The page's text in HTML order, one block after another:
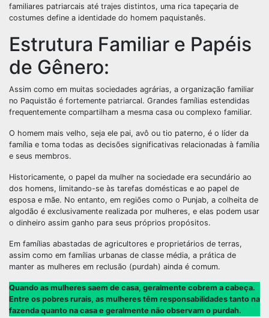
familiares patriarcais até trajes distintos, uma rica tapeçaria de
costumes define a identidade do homem paquistanês.
Estrutura Familiar e Papéis
de Gênero:
Assim como em muitas sociedades agrárias, a organização familiar
no Paquistão é fortemente patriarcal. Grandes famílias estendidas
frequentemente compartilham a mesma casa ou complexo familiar.
O homem mais velho, seja ele pai, avô ou tio paterno, é o líder da
família e toma todas as decisões significativas relacionadas à família
e seus membros.
Historicamente, o papel da mulher na sociedade era secundário ao
dos homens, limitando-se às tarefas domésticas e ao papel de
esposa e mãe. No entanto, em regiões como o Punjab, a colheita de
algodão é exclusivamente realizada por mulheres, e elas podem usar
o dinheiro assim ganho para seus próprios propósitos.
Em famílias abastadas de agricultores e proprietários de terras,
assim como em famílias urbanas de classe média, a prática de
manter as mulheres em reclusão (purdah) ainda é comum.
Quando as mulheres saem de casa, geralmente cobrem a cabeça.
Entre os pobres rurais, as mulheres têm responsabilidades tanto na
fazenda quanto na casa e geralmente não observam o purdah.